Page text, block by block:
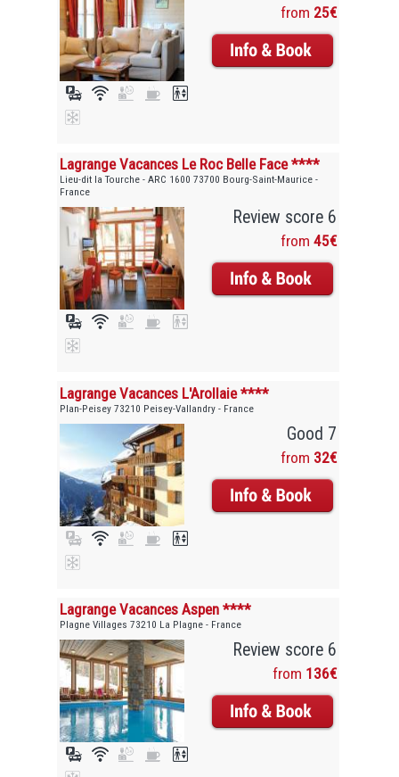
from 25€
Lagrange Vacances Le Roc Belle Face ****
Lieu-dit la Tourche - ARC 1600 73700 Bourg-Saint-Maurice -
France
Review score 6
from 45€
Lagrange Vacances L'Arollaie ****
Plan-Peisey 73210 Peisey-Vallandry - France
Good 7
from 32€
Lagrange Vacances Aspen ****
Plagne Villages 73210 La Plagne - France
Review score 6
from 136€